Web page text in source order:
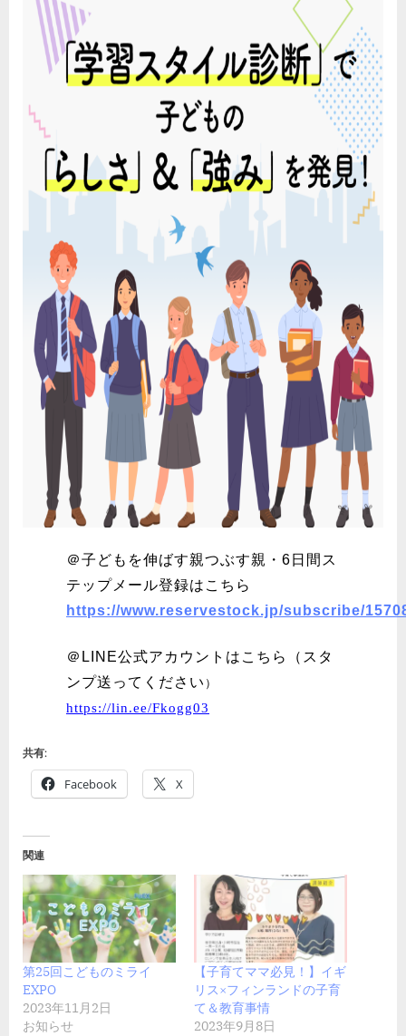
＠子どもを伸ばす親つぶす親・6日間ス
テップメール登録はこちら
https://www.reservestock.jp/subscribe/
＠LINE公式アカウントはこちら（スタ
ンプ送ってください ）
https://lin.ee/Fkogg03
共有:
Facebook X
関連
第25回こどものミライ
EXPO
2023年11月2日
お知らせ
【子育てママ必見！】イギ
リス×フィンランドの子育
て＆教育事情
2023年9月8日